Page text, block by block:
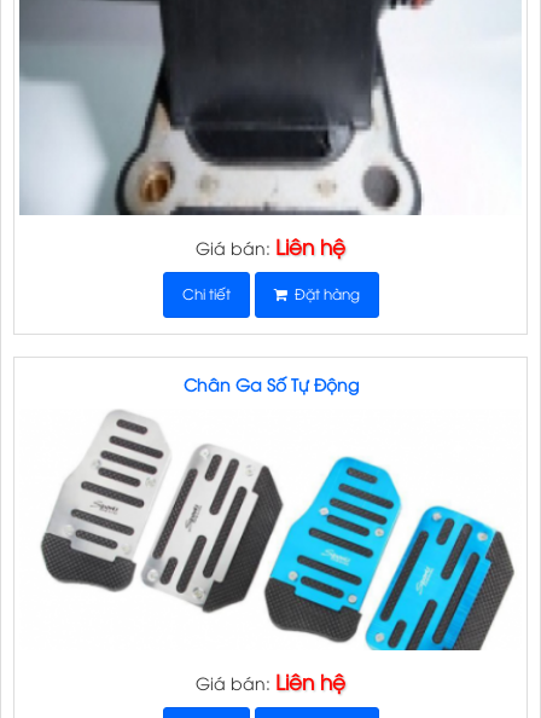
Giá bán: Liên hệ
Chi tiết Đặt hàng
Chân Ga Số Tự Động
Giá bán: Liên hệ